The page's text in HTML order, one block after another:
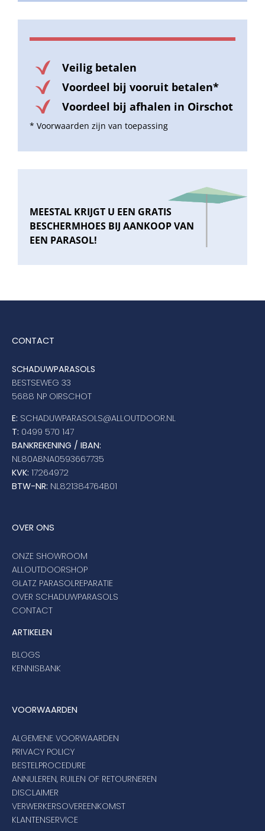
Veilig betalen
Voordeel bij vooruit betalen*
Voordeel bij afhalen in Oirschot
* Voorwaarden zijn van toepassing
MEESTAL KRIJGT U EEN GRATIS
BESCHERMHOES BIJ AANKOOP VAN
EEN PARASOL!
CONTACT
SCHADUWPARASOLS
BESTSEWEG 33
5688 NP OIRSCHOT
E: SCHADUWPARASOLS@ALLOUTDOOR.NL
T: 0499 570 147
BANKREKENING / IBAN:
NL80ABNA0593667735
KVK: 17264972
BTW-NR: NL821384764B01
OVER ONS
ONZE SHOWROOM
ALLOUTDOORSHOP
GLATZ PARASOLREPARATIE
OVER SCHADUWPARASOLS
CONTACT
ARTIKELEN
BLOGS
KENNISBANK
VOORWAARDEN
ALGEMENE VOORWAARDEN
PRIVACY POLICY
BESTELPROCEDURE
ANNULEREN, RUILEN OF RETOURNEREN
DISCLAIMER
VERWERKERSOVEREENKOMST
KLANTENSERVICE